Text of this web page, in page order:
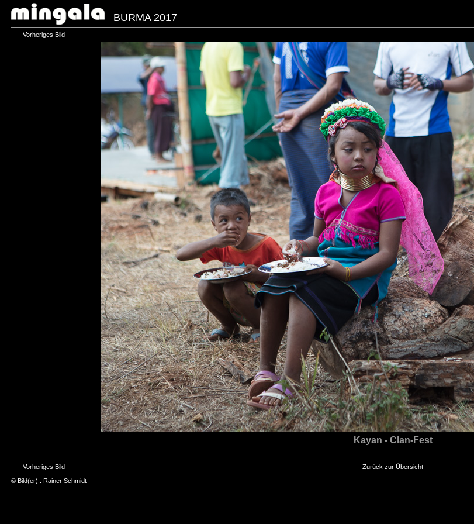
BURMA 2017
Vorheriges Bild
Kayan - Clan-Fest
Vorheriges Bild Zurück zur Übersicht
© Bild(er) . Rainer Schmidt